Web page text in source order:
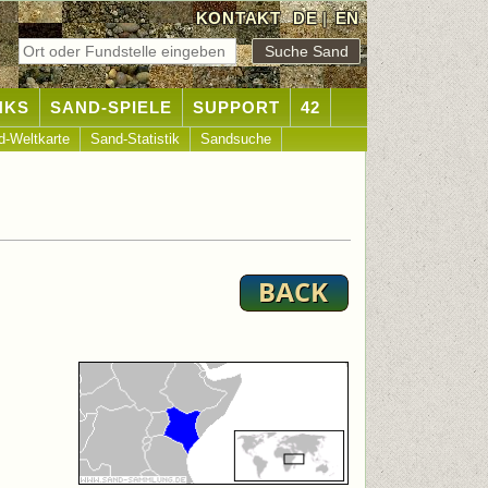
KONTAKT DE|EN
SAND-SPIELE SUPPORT 42
Weltkarte Sand-Statistik Sandsuche